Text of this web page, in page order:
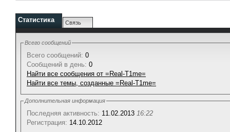
Статистика Связь
Всего сообщений
Всего сообщений: 0
Сообщений в день: 0
Найти все сообщения от =Real-T1me=
Найти все темы, созданные =Real-T1me=
Дополнительная информация
Последняя активность: 11.02.2013 16:22
Регистрация: 14.10.2012